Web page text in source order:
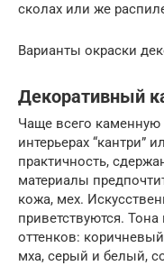
сколах или же
Варианты окраски
Декоративный
Чаще всего каменную
интерьерах “кантри”
практичность,
материалы
кожа, мех.
приветствуются.
оттенков:
мха, серый и белый,